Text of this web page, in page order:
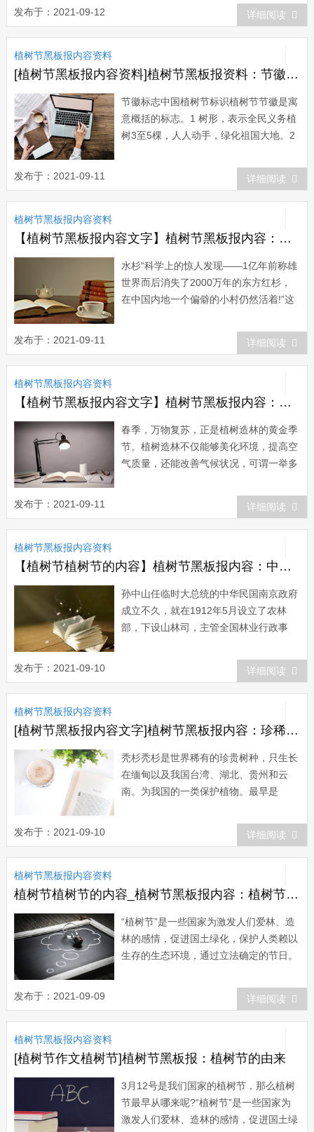
况下，中国的森林资源持续增长，并成为
世界上增长最快的国家。目前我国森林覆
盖率提高到了18 21%，人工林面积达
5300多万公顷，占世界人工林面积的1
3...
发布于：2021-09-12 详细阅读
植树节黑板报内容资料
[植树节黑板报内容资料]植树节黑板报资料：节徽的标志
节徽标志中国植树节标识植树节节徽是寓
意概括的标志。1 树形，表示全民义务植
树3至5棵，人人动手，绿化祖国大地。2
造福人类，年年植树，坚韧不拔的决心。
3 五棵树可会意为“森林&rdquo...
发布于：2021-09-11 详细阅读
植树节黑板报内容资料
【植树节黑板报内容文字】植树节黑板报内容：水杉
水杉“科学上的惊人发现——1亿年前称雄
世界而后消失了2000万年的东方红杉，
在中国内地一个偏僻的小村仍然活着!”这
上登载的一条头号新闻。这里所说的“东
发布于：2021-09-11 详细阅读
植树节黑板报内容资料
【植树节黑板报内容文字】植树节黑板报内容：植树有什么好处
春季，万物复苏，正是植树造林的黄金季
节。植树造林不仅能够美化环境，提高空
气质量，还能改善气候状况，可谓一举多
20%左右的热量反射回天空，60%—70%
的热量被树冠吸收。此外植物蒸腾作用的
维持也需要吸收大量的热量。由于树林内
发布于：2021-09-11 详细阅读
植树节黑板报内容资料
【植树节植树节的内容】植树节黑板报内容：中国植树节的来源
孙中山任临时大总统的中华民国南京政府
成立不久，就在1912年5月设立了农林
部，下设山林司，主管全国林业行政事
一部《森林法》 。1915年7月，在孙中山
的倡议下，当时的北洋政府正式下令，规
定了以每年清明节为植树节，指定地点，
选择树种，全国各级政府，机关，学...
发布于：2021-09-10 详细阅读
植树节黑板报内容资料
[植树节黑板报内容文字]植树节黑板报内容：珍稀树种——秃杉
秃杉秃杉是世界稀有的珍贵树种，只生长
在缅甸以及我国台湾、湖北、贵州和云
南。为我国的一类保护植物。最早是
2000米处被发现的。秃杉为常绿大乔
木，大枝平展，小枝细长而下垂。高可达
60米，直径2-3米，它生长缓慢，直至40
米高时才生枝。枝密生，树冠小，树皮呈
纤维质...
发布于：2021-09-10 详细阅读
植树节黑板报内容资料
植树节植树节的内容_植树节黑板报内容：植树节的节日历史
“植树节”是一些国家为激发人们爱林、造
林的感情，促进国土绿化，保护人类赖以
生存的生态环境，通过立法确定的节日。
州发起的。19世纪以前，内布拉斯加州是
一片光秃秃的荒原，树木稀少，土地干
燥，大风一起，黄沙满天，人民深受其
发布于：2021-09-09 详细阅读
植树节黑板报内容资料
[植树节作文植树节]植树节黑板报：植树节的由来
3月12号是我们国家的植树节，那么植树
节最早从哪来呢?“植树节”是一些国家为
激发人们爱林、造林的感情，促进国土绿